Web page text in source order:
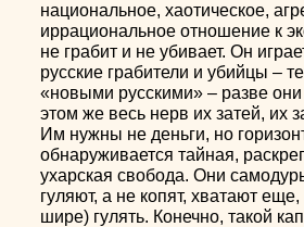
национальное, хаотическое,
иррациональное отношение к
не грабит и не убивает. Он
русские грабители и убийцы –
«новыми русскими» – разве
этом же весь нерв их затей, их
Им нужны не деньги, но
обнаруживается тайная,
ухарская свобода. Они
гуляют, а не копят, хватают
шире) гулять. Конечно, такой